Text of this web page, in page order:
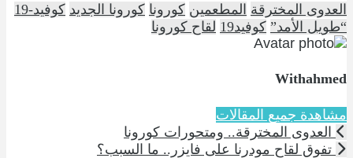
العدوى المخترقة المطعمين كورونا كورونا الجديد
كوفيد-19
“طويل الأمد” كوفيد19 لقاح كورونا
Withahmed
مشاهدة جميع المقالات
العدوى المخترقة.. ومتحورات كورونا
تفوق لقاح مودرنا على فايزر.. ما السبب؟